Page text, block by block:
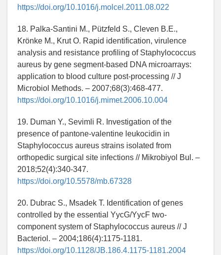
https://doi.org/10.1016/j.molcel.2011.08.022
18. Palka-Santini M., Pützfeld S., Cleven B.E.,
Krönke M., Krut O. Rapid identification, virulence
analysis and resistance profiling of Staphylococcus
aureus by gene segment-based DNA microarrays:
application to blood culture post-processing // J
Microbiol Methods. – 2007;68(3):468-477.
https://doi.org/10.1016/j.mimet.2006.10.004
19. Duman Y., Sevimli R. Investigation of the
presence of pantone-valentine leukocidin in
Staphylococcus aureus strains isolated from
orthopedic surgical site infections // Mikrobiyol Bul. –
2018;52(4):340-347.
https://doi.org/10.5578/mb.67328
20. Dubrac S., Msadek T. Identification of genes
controlled by the essential YycG/YycF two-
component system of Staphylococcus aureus // J
Bacteriol. – 2004;186(4):1175-1181.
https://doi.org/10.1128/JB.186.4.1175-1181.2004